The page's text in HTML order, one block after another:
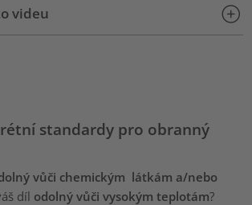
Přijmout
Usercentrics Consent Management Platform
videu
standardy pro obranný
vůči chemickým látkám a/nebo
díl odolný vůči vysokým teplotám?